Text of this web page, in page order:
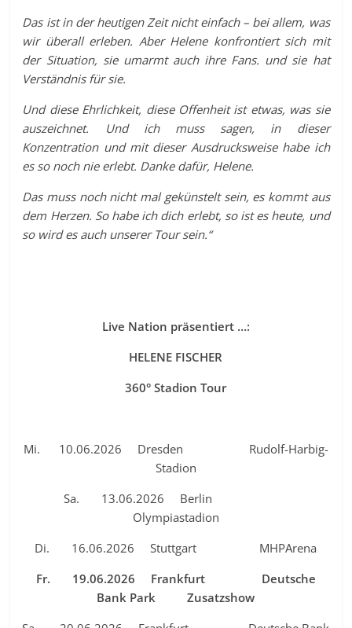
Das ist in der heutigen Zeit nicht einfach – bei allem, was
wir überall erleben. Aber Helene konfrontiert sich mit
der Situation, sie umarmt auch ihre Fans. und sie hat
Verständnis für sie.
Und diese Ehrlichkeit, diese Offenheit ist etwas, was sie
auszeichnet.
Und ich muss sagen, in dieser
Konzentration und mit dieser Ausdrucksweise habe ich
es so noch nie erlebt. Danke dafür, Helene.
Das muss noch nicht mal gekünstelt sein, es kommt aus
dem Herzen. So habe ich dich erlebt, so ist es heute, und
so wird es auch unserer Tour sein.“
Live Nation präsentiert …:
HELENE FISCHER
360° Stadion Tour
Mi. 10.06.2026 Dresden Rudolf-Harbig-
Stadion
Sa. 13.06.2026 Berlin
Olympiastadion
Di. 16.06.2026 Stuttgart MHPArena
Fr. 19.06.2026 Frankfurt Deutsche
Bank Park Zusatzshow